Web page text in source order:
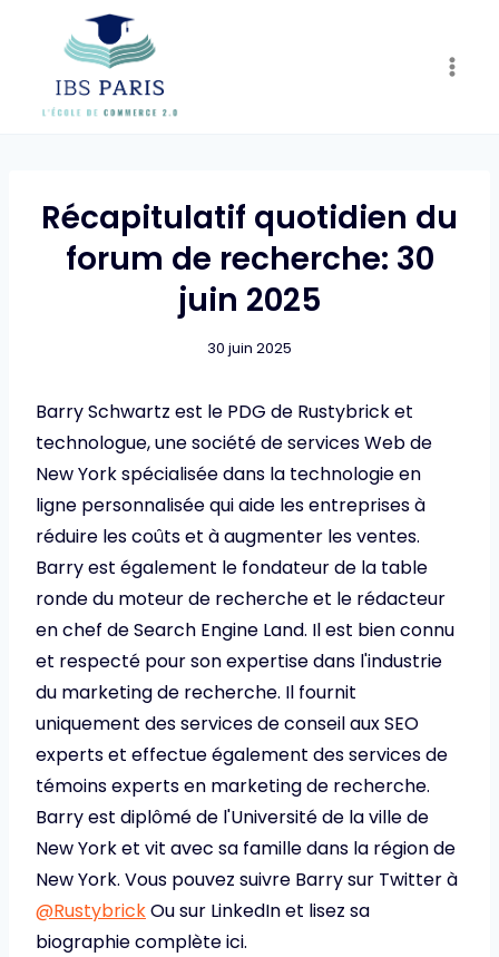
content
Récapitulatif quotidien du
forum de recherche: 30
juin 2025
30 juin 2025
Barry Schwartz est le PDG de Rustybrick et
technologue, une société de services Web de
New York spécialisée dans la technologie en
ligne personnalisée qui aide les entreprises à
réduire les coûts et à augmenter les ventes.
Barry est également le fondateur de la table
ronde du moteur de recherche et le rédacteur
en chef de Search Engine Land. Il est bien connu
et respecté pour son expertise dans l'industrie
du marketing de recherche. Il fournit
uniquement des services de conseil aux SEO
experts et effectue également des services de
témoins experts en marketing de recherche.
Barry est diplômé de l'Université de la ville de
New York et vit avec sa famille dans la région de
New York. Vous pouvez suivre Barry sur Twitter à
@RustybrickOu sur LinkedIn et lisez sa
biographie complète ici.